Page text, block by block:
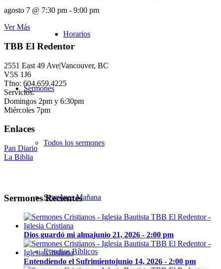
Horarios
Sermones
Todos los sermones
Sermones Mañana
Estudios Bíblicos
agosto 7 @ 7:30 pm - 9:00 pm
Ver Más
TBB El Redentor
2551 East 49 Ave|Vancouver, BC
V5S 1J6
Tfno: 604.659.4225
Servicios:
Domingos 2pm y 6:30pm
Miércoles 7pm
Enlaces
Pan Diario
La Biblia
Sermones Recientes
Dios guardó mi almajunio 21, 2026 - 2:00 pm
Entendiendo el Sufrimientojunio 14, 2026 - 2:00 pm